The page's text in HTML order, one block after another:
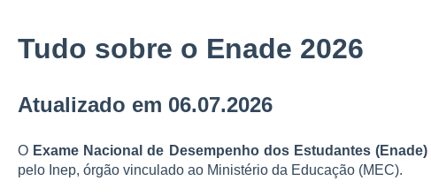
Tudo sobre o Enade 2026
Atualizado em 06.07.2026
O Exame Nacional de Desempenho dos Estudantes (Enade)
pelo Inep, órgão vinculado ao Ministério da Educação (MEC).